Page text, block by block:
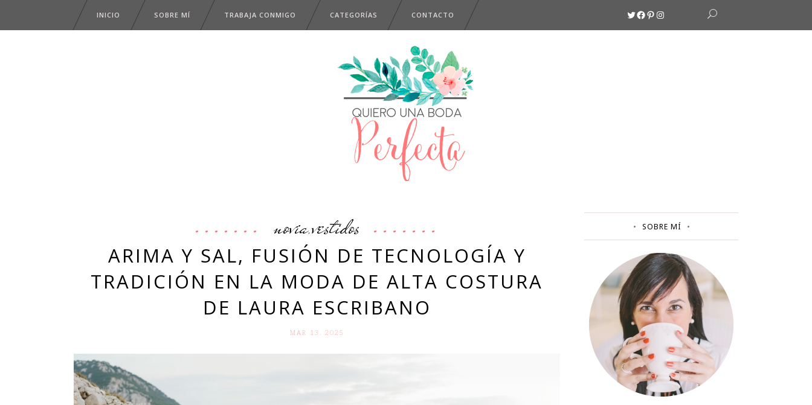
INICIO SOBRE MÍ TRABAJA CONMIGO CATEGORÍAS CONTACTO Twitter
Facebook
Pinterest
Instagram
novia,vestidos
ARIMA Y SAL, FUSIÓN DE TECNOLOGÍA Y
TRADICIÓN EN LA MODA DE ALTA COSTURA
DE LAURA ESCRIBANO
MAR 13. 2025
SOBRE MÍ